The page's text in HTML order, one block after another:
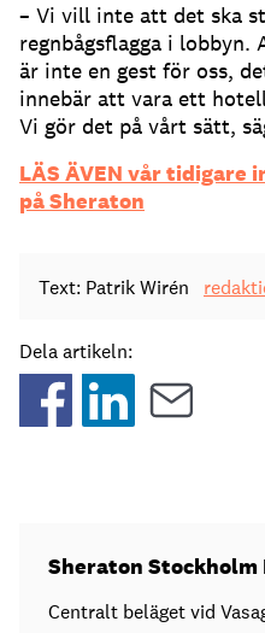
– Vi vill inte att det ska
regnbågsflagga i
är inte en gest för oss,
innebär att vara ett
Vi gör det på vårt sätt,
LÄS ÄVEN vår tidigare
på Sheraton
Text: Patrik Wirén
Dela artikeln:
Sheraton Stockholm
Centralt beläget vid